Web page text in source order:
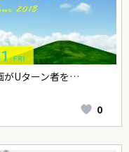
がUターン者を…
0